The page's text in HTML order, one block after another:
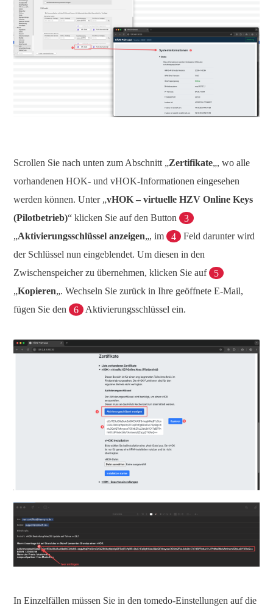
Scrollen Sie nach unten zum Abschnitt „Zertifikate„, wo alle
vorhandenen HOK- und vHOK-Informationen eingesehen
werden können. Unter „vHOK – virtuelle HZV Online Keys
(Pilotbetrieb)“ klicken Sie auf den Button
3
„Aktivierungsschlüssel anzeigen„, im 4
Feld darunter wird
der Schlüssel nun eingeblendet. Um diesen in den
Zwischenspeicher zu übernehmen, klicken Sie auf
5
„Kopieren„. Wechseln Sie zurück in Ihre geöffnete E-Mail,
fügen Sie den
6 Aktivierungsschlüssel ein.
In Einzelfällen müssen Sie in den tomedo-Einstellungen auf die